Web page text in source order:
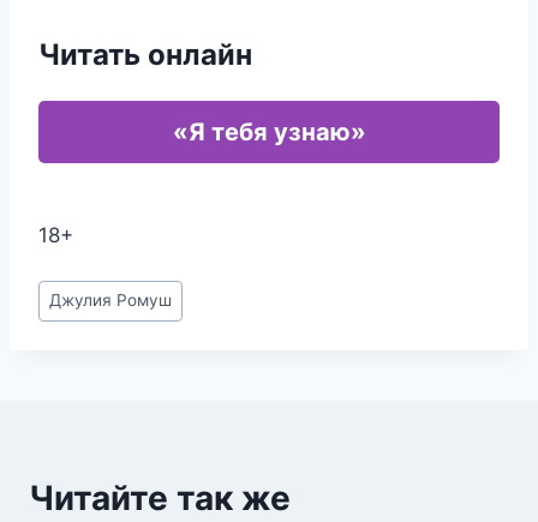
Читать онлайн
«Я тебя узнаю»
18+
Метки
записи:
Джулия Ромуш
Читайте так же